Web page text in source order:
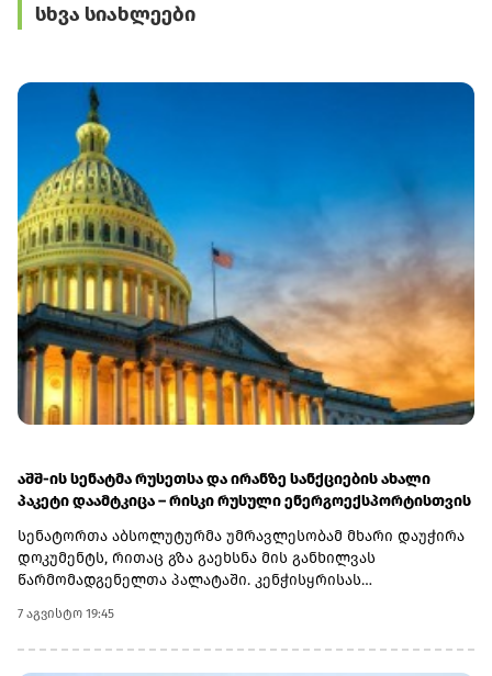
სხვა სიახლეები
აშშ-ის სენატმა რუსეთსა და ირანზე სანქციების ახალი
პაკეტი დაამტკიცა – რისკი რუსული ენერგოექსპორტისთვის
სენატორთა აბსოლუტურმა უმრავლესობამ მხარი დაუჭირა
დოკუმენტს, რითაც გზა გაეხსნა მის განხილვას
წარმომადგენელთა პალატაში. კენჭისყრისას
წინააღმდეგ კანონპროექტზე, სახელწოდებით „ლინდსი ო.
გრემის 2026 წლის სანქციების აქტი რუსეთისა და ირანის
7 აგვისტო 19:45